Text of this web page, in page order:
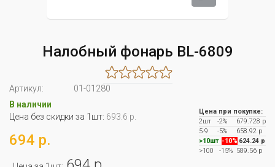
Налобный фонарь BL-6809
Артикул:
01-01280
В наличии
Цена без скидки за 1шт: 693.6 р.
694 р.
Цена при покупке:
2шт
-2%
679.728 р
5-9
-5%
658.92 р
>10шт -10% 624.24 р
>100
-15% 589.56 р